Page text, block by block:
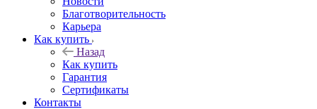
Благотворительность
Карьера
Как купить
Назад
Как купить
Гарантия
Сертификаты
Контакты